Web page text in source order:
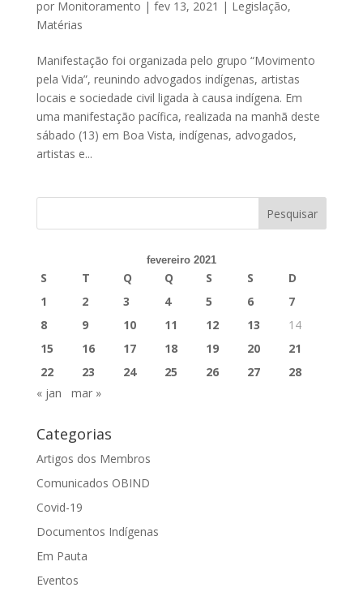
por Monitoramento | fev 13, 2021 | Legislação,
Matérias
Manifestação foi organizada pelo grupo “Movimento
pela Vida”, reunindo advogados indígenas, artistas
locais e sociedade civil ligada à causa indígena. Em
uma manifestação pacífica, realizada na manhã deste
sábado (13) em Boa Vista, indígenas, advogados,
artistas e...
fevereiro 2021
S T Q Q S S
D
1
2 3 4 5 6
7
8
9 10 11 12 13
14
15
16 17 18 19 20
21
22
23 24 25 26 27
28
« jan
mar »
Categorias
Artigos dos Membros
Comunicados OBIND
Covid-19
Documentos Indígenas
Em Pauta
Eventos